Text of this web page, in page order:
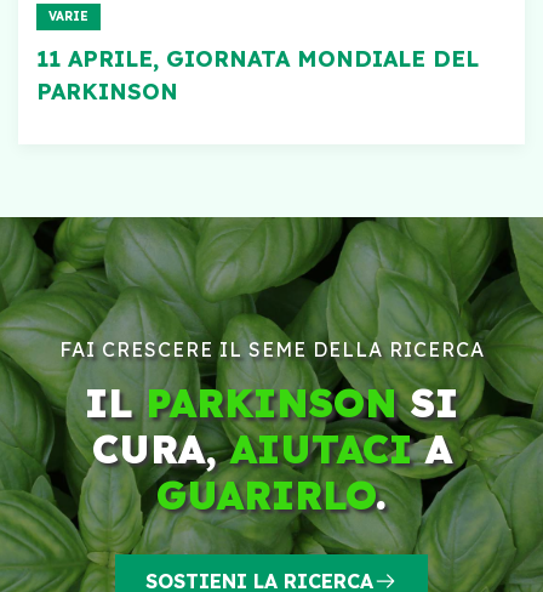
VARIE
11 APRILE, GIORNATA MONDIALE DEL
PARKINSON
FAI CRESCERE IL SEME DELLA RICERCA
ILPARKINSONSI
CURA,AIUTACIA
GUARIRLO.
SOSTIENI LA RICERCA